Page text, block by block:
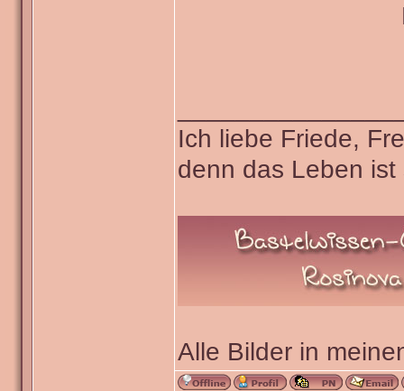
Ich liebe Friede,
denn das Leben
Alle Bilder in